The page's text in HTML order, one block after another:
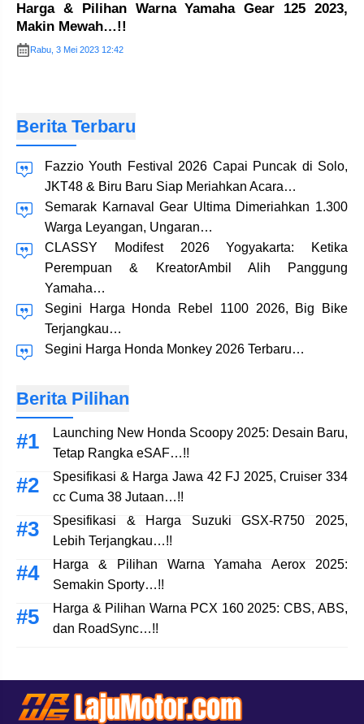
Harga & Pilihan Warna Yamaha Gear 125 2023,
Makin Mewah…!!
Rabu, 3 Mei 2023 12:42
Berita Terbaru
Fazzio Youth Festival 2026 Capai Puncak di Solo,
JKT48 & Biru Baru Siap Meriahkan Acara…
Semarak Karnaval Gear Ultima Dimeriahkan 1.300
Warga Leyangan, Ungaran…
CLASSY Modifest 2026 Yogyakarta: Ketika
Perempuan & KreatorAmbil Alih Panggung
Yamaha…
Segini Harga Honda Rebel 1100 2026, Big Bike
Terjangkau…
Segini Harga Honda Monkey 2026 Terbaru…
Berita Pilihan
Launching New Honda Scoopy 2025: Desain Baru,
Tetap Rangka eSAF…!!
Spesifikasi & Harga Jawa 42 FJ 2025, Cruiser 334
cc Cuma 38 Jutaan…!!
Spesifikasi & Harga Suzuki GSX-R750 2025,
Lebih Terjangkau…!!
Harga & Pilihan Warna Yamaha Aerox 2025:
Semakin Sporty…!!
Harga & Pilihan Warna PCX 160 2025: CBS, ABS,
dan RoadSync…!!